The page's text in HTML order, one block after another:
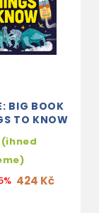
BIG BOOK
TO KNOW
424 Kč